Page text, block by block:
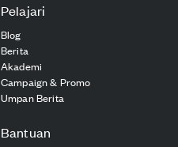
Pelajari
Blog
Berita
Akademi
Campaign & Promo
Umpan Berita
Bantuan